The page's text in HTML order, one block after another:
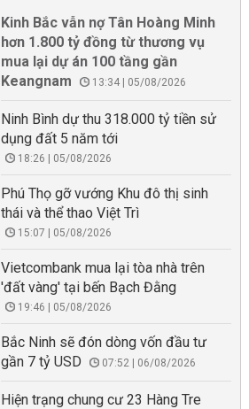
Kinh Bắc vẫn nợ Tân Hoàng Minh
hơn 1.800 tỷ đồng từ thương vụ
mua lại dự án 100 tầng gần
Keangnam
13:34 | 05/08/2026
Ninh Bình dự thu 318.000 tỷ tiền sử
dụng đất 5 năm tới
18:26 | 05/08/2026
Phú Thọ gỡ vướng Khu đô thị sinh
thái và thể thao Việt Trì
15:07 | 05/08/2026
Vietcombank mua lại tòa nhà trên
'đất vàng' tại bến Bạch Đằng
19:46 | 05/08/2026
Bắc Ninh sẽ đón dòng vốn đầu tư
gần 7 tỷ USD
07:52 | 06/08/2026
Hiện trạng chung cư 23 Hàng Tre